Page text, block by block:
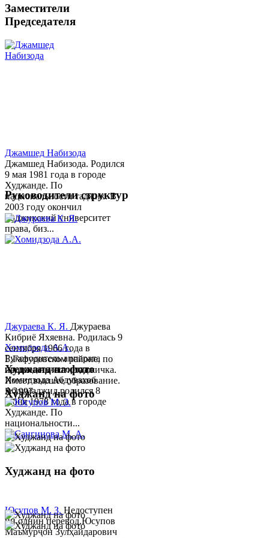
Заместители
Председателя
Джамшед Набизода
Джамшед Набизода. Родился
9 мая 1981 года в городе
Худжанде. По
национальности таджик. В
2003 году окончил
Таджикский университет
права, биз...
Хомидзода А.А.
Руководитель аппарата
председателя города
Хомидзода Абдувахоб
Абдумаджид родился 8
июня 1978 года в городе
Худжанде. По
национальности...
Руководители структур
Джураева К. Я. Джураева
Кибриё Яхяевна. Родилась 9
сентября 1966 года в
Б.Гафуровском районе, по
национальности таджичка.
Имеет высшее образование.
В 1997 ...
Юсупов М. З. Недоступен
ни однин перевод.Юсупов
Маъмурҷон Зулҳайдарович
Худжанд на фото
Худжанд на фото
Худжанд на фото